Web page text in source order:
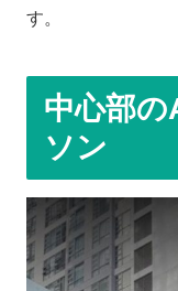
す。
中心部
ソン